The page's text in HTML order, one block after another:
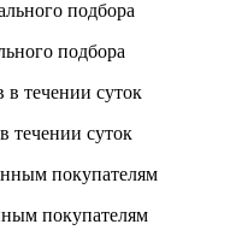
подбора
течении суток
покупателям